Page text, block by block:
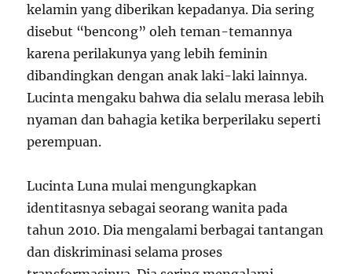
kelamin yang diberikan kepadanya. Dia sering
disebut “bencong” oleh teman-temannya
karena perilakunya yang lebih feminin
dibandingkan dengan anak laki-laki lainnya.
Lucinta mengaku bahwa dia selalu merasa lebih
nyaman dan bahagia ketika berperilaku seperti
perempuan.
Lucinta Luna mulai mengungkapkan
identitasnya sebagai seorang wanita pada
tahun 2010. Dia mengalami berbagai tantangan
dan diskriminasi selama proses